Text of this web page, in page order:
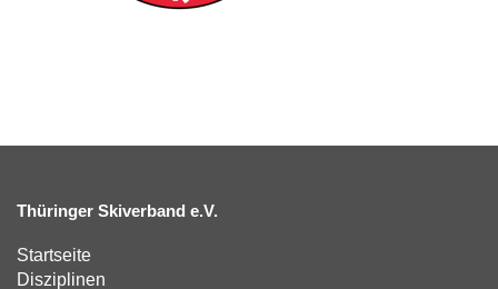
Thüringer Skiverband e.V.
Startseite
Disziplinen